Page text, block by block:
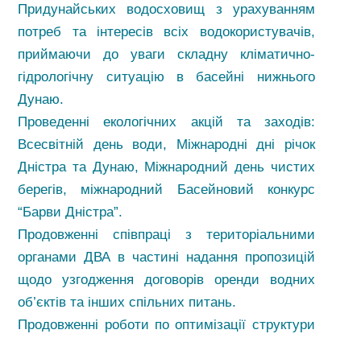
Придунайських водосховищ з урахуванням
потреб та інтересів всіх водокористувачів,
приймаючи до уваги складну кліматично-
гідрологічну ситуацію в басейні нижнього
Дунаю.
Проведенні екологічних акцій та заходів:
Всесвітній день води, Міжнародні дні річок
Дністра та Дунаю, Міжнародний день чистих
берегів, міжнародний Басейновий конкурс
“Барви Дністра”.
Продовженні співпраці з територіальними
органами ДВА в частині надання пропозицій
щодо узгодження договорів оренди водних
об’єктів та інших спільних питань.
Продовженні роботи по оптимізації структури